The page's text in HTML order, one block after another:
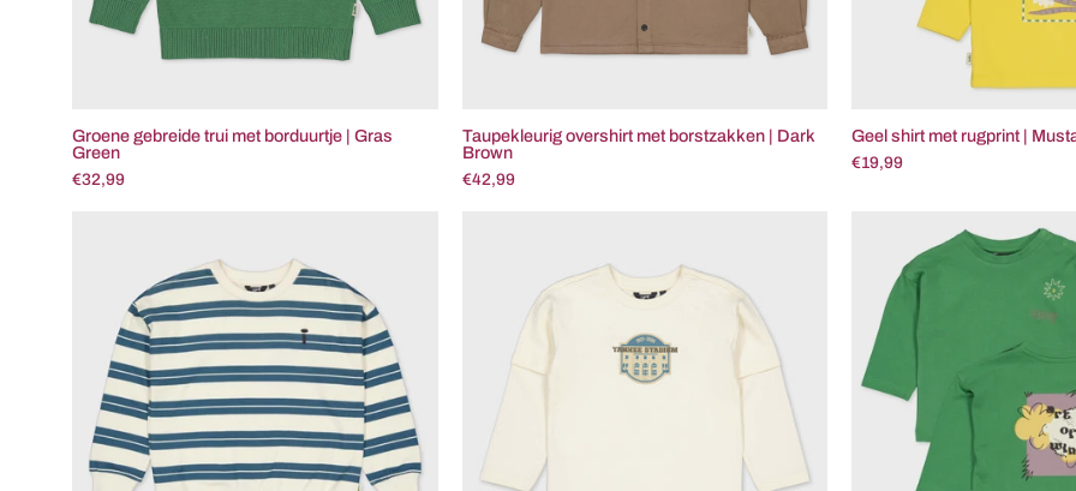
Groene gebreide trui met borduurtje | Gras
Green
€32,99
Taupekleurig overshirt met borstzakken | Dark
Brown
€42,99
Geel shirt met rugprint |
€19,99
sweater
met
blauwe
strepen
|
AOP
Blue
Stripe
met
|
Off
met
Gras